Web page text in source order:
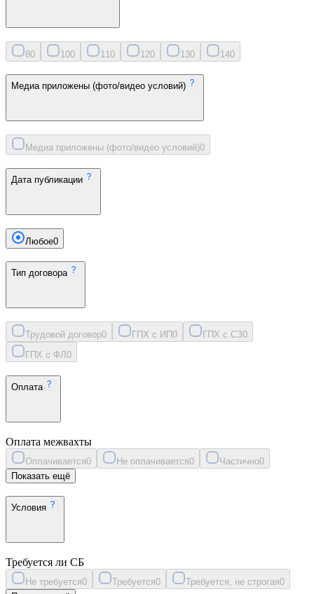
80 100 11 0 120 130 140
Медиа приложены (фото/видео условий)
Медиа приложены (фото/видео условий)0
Дата публикации
Любое0
Тип договора
Трудовой договор0 ГПХ с ИП0 ГПХ с СЗ0
ГПХ с ФЛ 0
Оплата
Оплата межвахты
Оплачивается0 Не оплачивается0 Частично0
Показать ещё
Условия
Требуется ли СБ
Не требуется0 Требуется0 Требуется, не строгая0